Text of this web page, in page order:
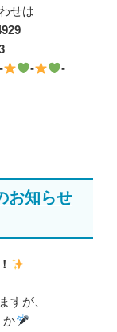
せは
- - -
お知らせ
すが、
か